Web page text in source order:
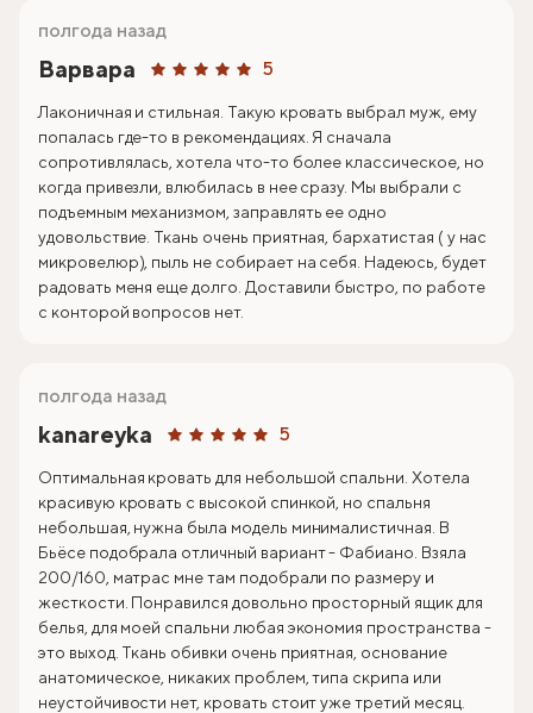
Варвара 5
полгода назад
Лаконичная и стильная. Такую кровать выбрал муж, ему
попалась где-то в рекомендациях. Я сначала
сопротивлялась, хотела что-то более классическое, но
когда привезли, влюбилась в нее сразу. Мы выбрали с
подъемным механизмом, заправлять ее одно
удовольствие. Ткань очень приятная, бархатистая ( у нас
микровелюр), пыль не собирает на себя. Надеюсь, будет
радовать меня еще долго. Доставили быстро, по работе
с конторой вопросов нет.
kanareyka 5
полгода назад
Оптимальная кровать для небольшой спальни. Хотела
красивую кровать с высокой спинкой, но спальня
небольшая, нужна была модель минималистичная. В
Бьёсе подобрала отличный вариант - Фабиано. Взяла
200/160, матрас мне там подобрали по размеру и
жесткости. Понравился довольно просторный ящик для
белья, для моей спальни любая экономия пространства -
это выход. Ткань обивки очень приятная, основание
анатомическое, никаких проблем, типа скрипа или
неустойчивости нет, кровать стоит уже третий месяц.